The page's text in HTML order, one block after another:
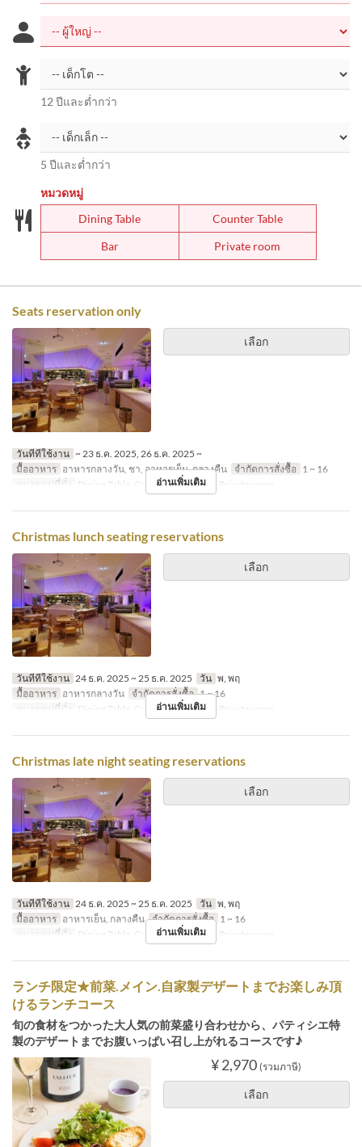
12 ปีและต่ำกว่า
5 ปีและต่ำกว่า
หมวดหมู่
Dining Table
Counter Table
Bar
Private room
Seats reservation only
เลือก
วันที่ที่ใช้งาน ~ 23 ธ.ค. 2025, 26 ธ.ค. 2025 ~
มื้ออาหาร อาหารกลางวัน, ชา, อาหารเย็น, กลางคืน จำกัดการสั่งซื้อ 1 ~ 16
หมวดหมู่ที่นั่ง
Dining Table, Counter Table, Bar , Private room
อ่านเพิ่มเติม
Christmas lunch seating reservations
เลือก
วันที่ที่ใช้งาน 24 ธ.ค. 2025 ~ 25 ธ.ค. 2025 วัน พ, พฤ
มื้ออาหาร อาหารกลางวัน จำกัดการสั่งซื้อ 1 ~ 16
หมวดหมู่ที่นั่ง
Dining Table, Counter Table, Bar , Private room
อ่านเพิ่มเติม
Christmas late night seating reservations
เลือก
วันที่ที่ใช้งาน 24 ธ.ค. 2025 ~ 25 ธ.ค. 2025 วัน พ, พฤ
มื้ออาหาร อาหารเย็น, กลางคืน จำกัดการสั่งซื้อ 1 ~ 16
หมวดหมู่ที่นั่ง
Dining Table, Counter Table, Bar , Private room
อ่านเพิ่มเติม
ランチ限定★前菜.メイン.自家製デザートまでお楽しみ頂
けるランチコース
旬の食材をつかった大人気の前菜盛り合わせから、パティシエ特
製のデザートまでお腹いっぱい召し上がれるコースです♪
¥ 2,970 (รวมภาษี)
เลือก